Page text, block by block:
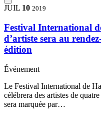
JUIL 10 2019
Festival International
d’artiste sera au
édition
Événement
Le Festival International de
célébrera des artistes de
sera marquée par…